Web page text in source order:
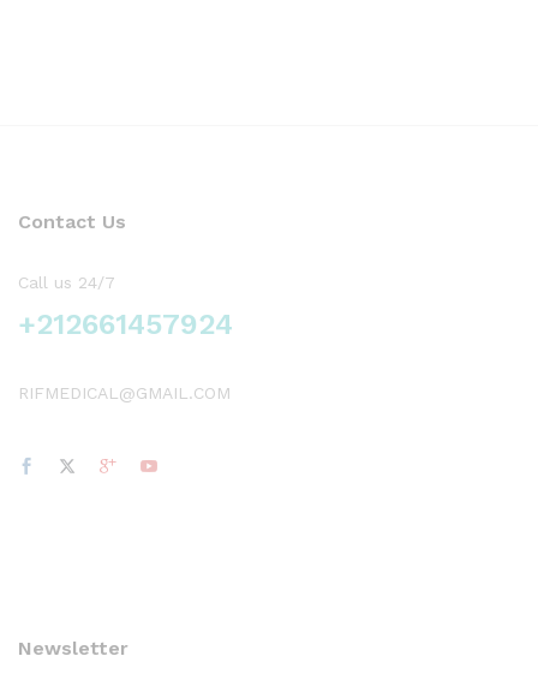
Contact Us
Call us 24/7
+212661457924
RIFMEDICAL@GMAIL.COM
Newsletter